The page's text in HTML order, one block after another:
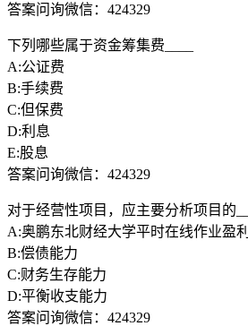
答案问询微信：424329
下列哪些属于资金筹集费____
A:公证费
B:手续费
C:但保费
D:利息
E:股息
答案问询微信：424329
对于经营性项目，应主要分析项目的
A:奥鹏东北财经大学平时在线作业盈
B:偿债能力
C:财务生存能力
D:平衡收支能力
答案问询微信：424329